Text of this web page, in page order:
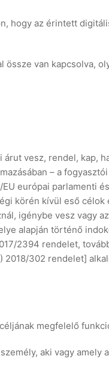
hogy az érintett
van kapcsolva,
vesz, rendel, kap,
– a
európai parlamenti
körén kívül eső célok
igénybe vesz vagy
alapján történő
2394 rendelet,
302 rendelet]
megfelelő
aki vagy amely